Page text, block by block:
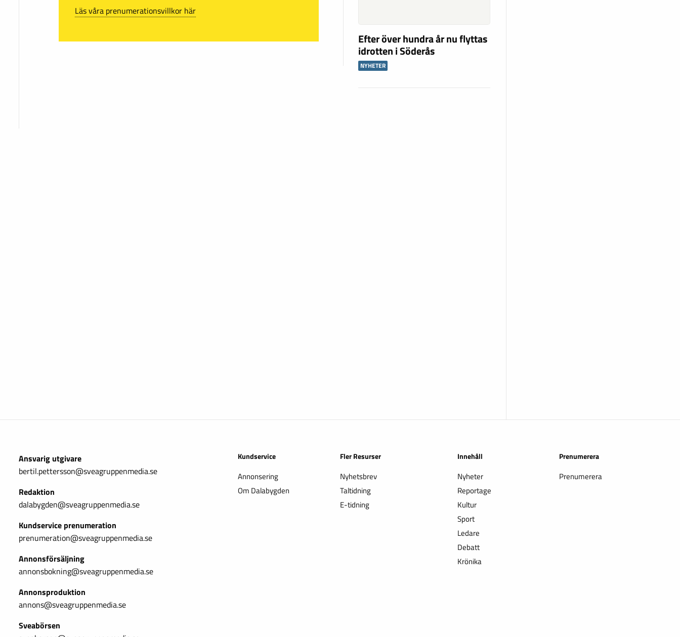
Läs våra prenumerationsvillkor här
Efter över hundra år nu flyttas
idrotten i Söderås
NYHETER
Ansvarig utgivare
bertil.pettersson@sveagruppenmedia.se
Redaktion
dalabygden@sveagruppenmedia.se
Kundservice prenumeration
prenumeration@sveagruppenmedia.se
Annonsförsäljning
annonsbokning@sveagruppenmedia.se
Annonsproduktion
annons@sveagruppenmedia.se
Sveabörsen
Kundservice
Annonsering
Om Dalabygden
Fler Resurser
Nyhetsbrev
Taltidning
E-tidning
Innehåll
Nyheter
Reportage
Kultur
Sport
Ledare
Debatt
Krönika
Prenumerera
Prenumerera